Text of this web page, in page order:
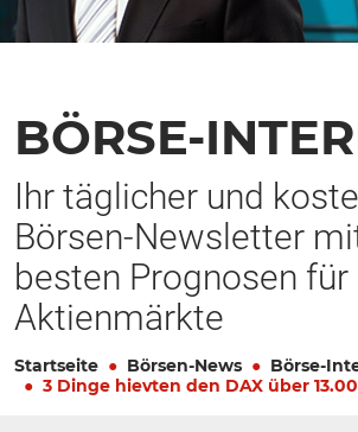
BÖRSE-
Ihr täglicher und
Börsen-Newsletter
besten Prognosen für
Aktienmärkte
Startseite Börsen-News
Börse-
3 Dinge hievten den DAX über